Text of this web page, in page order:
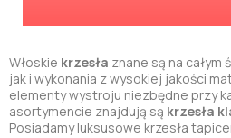
Włoskie krzesła znane są na
jak i wykonania z wysokiej jakości
elementy wystroju niezbędne przy
asortymencie znajdują są krzesła
Posiadamy luksusowe krzesła